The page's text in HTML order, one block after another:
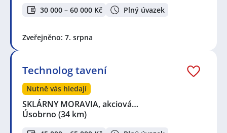
30 000 – 60 000 Kč Plný úvazek
Zveřejněno: 7. srpna
Technolog tavení
Nutně vás hledají
SKLÁRNY MORAVIA, akciová…
Úsobrno (34 km)